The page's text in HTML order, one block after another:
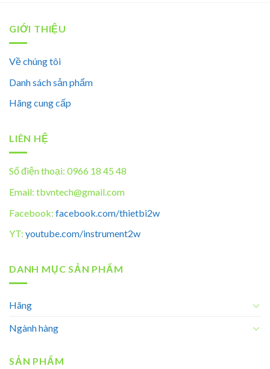
GIỚI THIỆU
Về chúng tôi
Danh sách sản phẩm
Hãng cung cấp
LIÊN HỆ
Số điện thoại: 0966 18 45 48
Email: tbvntech@gmail.com
Facebook: facebook.com/thietbi2w
YT: youtube.com/instrument2w
DANH MỤC SẢN PHẨM
Hãng
Ngành hàng
SẢN PHẨM